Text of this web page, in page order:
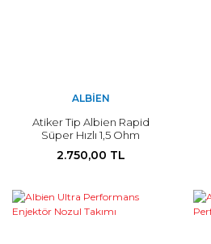
ALBIEN
Atiker Tip Albien Rapid
Süper Hızlı 1,5 Ohm
2.750,00 TL